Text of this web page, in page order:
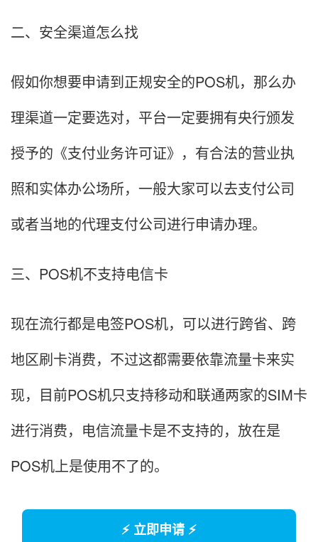
二、安全渠道怎么找
假如你想要申请到正规安全的POS机，那么办
理渠道一定要选对，平台一定要拥有央行颁发
授予的《支付业务许可证》，有合法的营业执
照和实体办公场所，一般大家可以去支付公司
或者当地的代理支付公司进行申请办理。
三、POS机不支持电信卡
现在流行都是电签POS机，可以进行跨省、跨
地区刷卡消费，不过这都需要依靠流量卡来实
现，目前POS机只支持移动和联通两家的SIM卡
进行消费，电信流量卡是不支持的，放在是
POS机上是使用不了的。
⚡ 立即申请 ⚡